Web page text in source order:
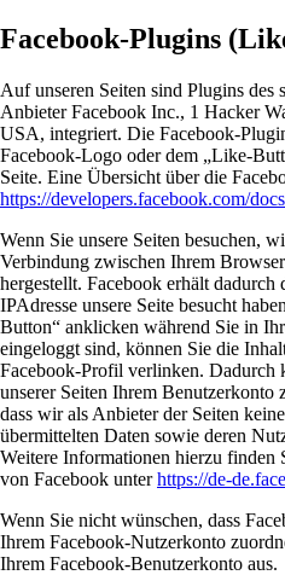
Facebook-Plugins
Auf unseren Seiten sind Plugins des
Anbieter Facebook Inc., 1 Hacker
USA, integriert. Die Facebook-
Facebook-Logo oder dem „Like-
Seite. Eine Übersicht über die
https://developers.facebook.com/
Wenn Sie unsere Seiten besuchen,
Verbindung zwischen Ihrem
hergestellt. Facebook erhält
IPAdresse unsere Seite besucht
Button“ anklicken während Sie in
eingeloggt sind, können Sie die
Facebook-Profil verlinken. Dadurch
unserer Seiten Ihrem Benutzerkonto
dass wir als Anbieter der Seiten
übermittelten Daten sowie deren
Weitere Informationen hierzu finden
von Facebook unterhttps://de-
Wenn Sie nicht wünschen, dass
Ihrem Facebook-Nutzerkonto
Ihrem Facebook-Benutzerkonto aus.